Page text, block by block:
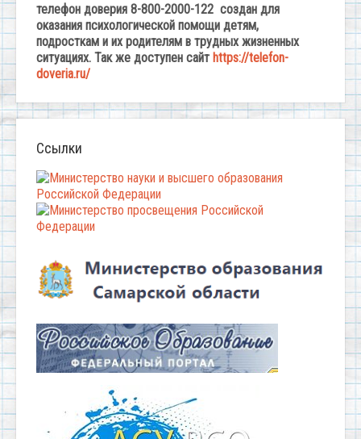
телефон доверия 8-800-2000-122 создан для
оказания психологической помощи детям,
подросткам и их родителям в трудных жизненных
ситуациях. Так же доступен сайт https://telefon-
doveria.ru/
Ссылки